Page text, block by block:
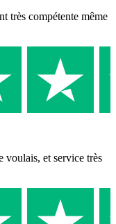
très compétente même
voulais, et service très